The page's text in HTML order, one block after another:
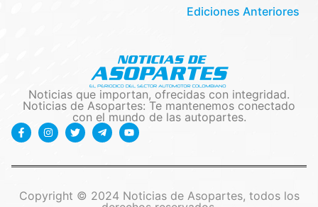
Ediciones Anteriores
Noticias que importan, ofrecidas con integridad.
Noticias de Asopartes: Te mantenemos conectado
con el mundo de las autopartes.
Copyright © 2024 Noticias de Asopartes, todos los